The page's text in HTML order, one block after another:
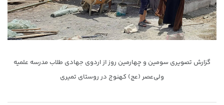
گزارش تصویری سومین و چهارمین روز از اردوی جهادی طلاب مدرسه علمیه
ولی‌عصر (عج) کهنوج در روستای تمیری